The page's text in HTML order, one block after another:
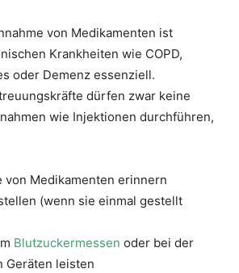
von Medikamenten ist
Krankheiten wie COPD,
oder Demenz essenziell.
dürfen zwar keine
wie Injektionen durchführen,
von Medikamenten erinnern
(wenn sie einmal gestellt
Blutzuckermessen oder bei der
Geräten leisten